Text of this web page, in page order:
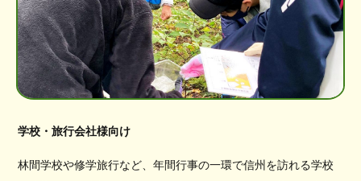
学校・旅行会社様向け
林間学校や修学旅行など、年間行事の一環で信州を訪れる学校